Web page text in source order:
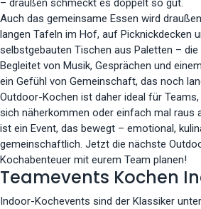
– draußen schmeckt es doppelt so gut.
Auch das gemeinsame Essen wird
langen Tafeln im Hof, auf Picknickdecken
selbstgebauten Tischen aus Paletten –
Begleitet von Musik, Gesprächen und
ein Gefühl von Gemeinschaft, das noch
Outdoor-Kochen ist daher ideal für
sich näherkommen oder einfach mal raus
ist ein Event, das bewegt – emotional,
gemeinschaftlich. Jetzt die nächste
Kochabenteuer mit eurem Team planen!
Teamevents Kochen
Indoor-Kochevents sind der Klassiker